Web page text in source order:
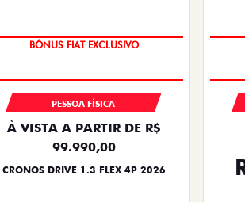
SUPER DESCONTO
PESSOA FÍSICA
À VISTA A PARTIR DE R$
99.990,00
CRONOS DRIVE 1.3 FLEX 4P 2026